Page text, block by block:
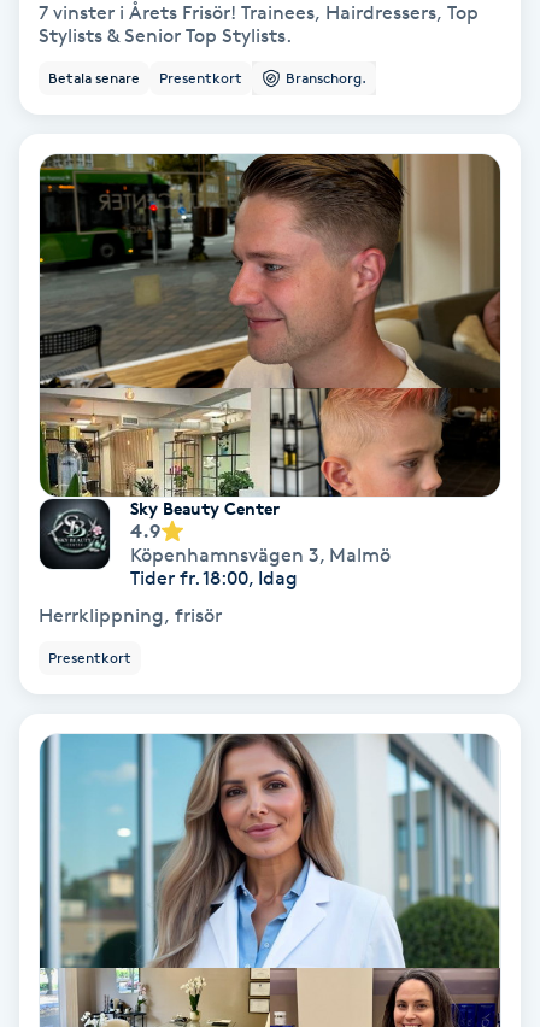
Eyeliner-tatuering
Face framing
Faceliftmassage
Fet hårbotten
Fettreducering
Fibromassage
Fillers
Fotmassage
Fotvård
Fransfärgning
Fransförlängning
Fransförlängning Megavolym
7 vinster i Årets Frisör! Trainees, Hairdressers, Top
Stylists & Senior Top Stylists.
Betala senare Presentkort Branschorg.
Sky Beauty Center
4.9
Köpenhamnsvägen 3, Malmö
Tider fr. 18:00, Idag
Herrklippning, frisör
Presentkort